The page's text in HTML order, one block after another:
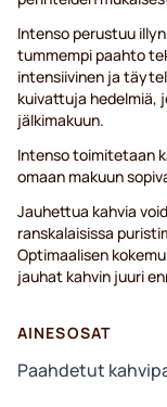
Intenso perustuu
tummempi paahto
intensiivinen ja
kuivattuja hedelmiä,
jälkimakuun.
Intenso toimitetaan
omaan makuun
Jauhettua kahvia
ranskalaisissa
Optimaalisen
jauhat kahvin juuri
AINESOSAT
Paahdetut